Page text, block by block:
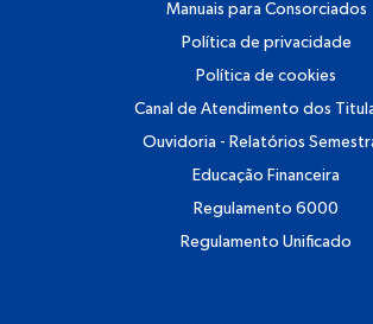
Manuais para Consorciados
Política de privacidade
Política de cookies
Canal de Atendimento dos
Ouvidoria - Relatórios
Educação Financeira
Regulamento 6000
Regulamento Unificado